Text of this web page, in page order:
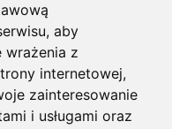
, aby
wrażenia z
internetowej,
zainteresowanie
i usługami oraz
und